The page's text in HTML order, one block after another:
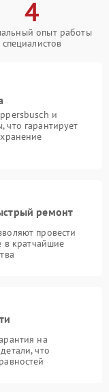
4
опыт работы
специалистов
и
гарантирует
ремонт
провести
в кратчайшие
на
что